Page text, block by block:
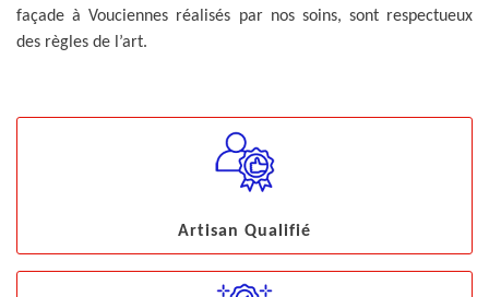
façade à Vouciennes réalisés par nos soins, sont respectueux
des règles de l’art.
Artisan Qualifié